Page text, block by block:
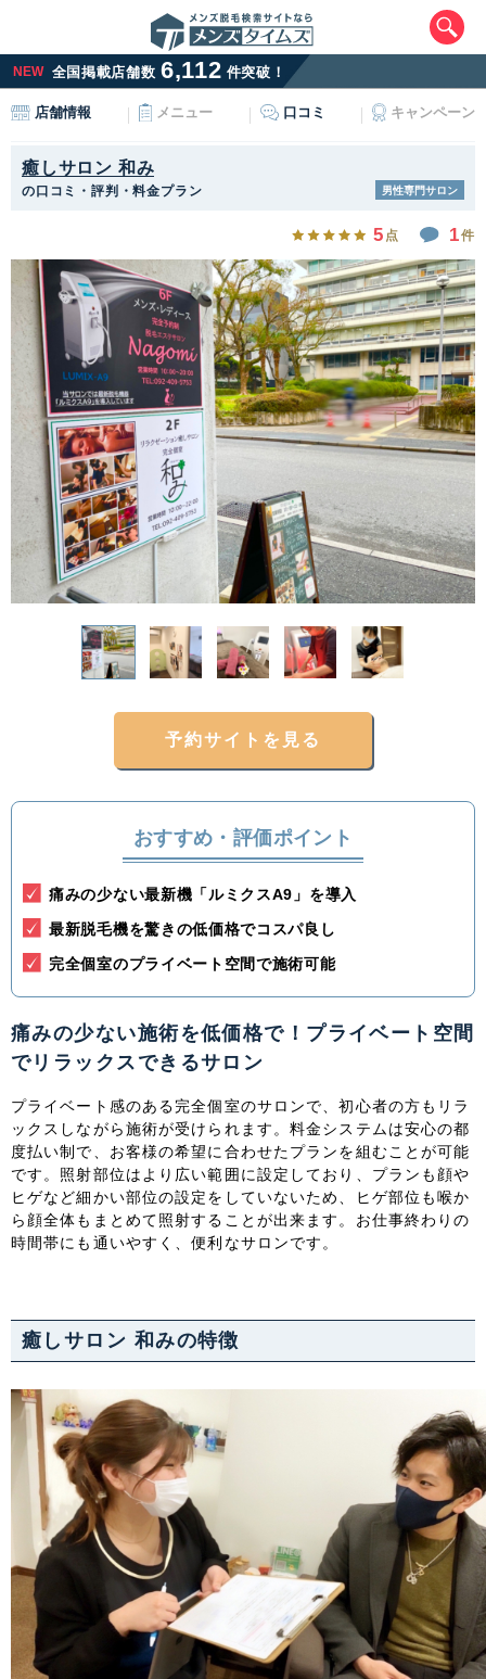
NEW 全国掲載店舗数 6,112 件突破！
店舗情報 メニュー 口コミ キャンペーン
癒しサロン 和み
の口コミ・評判・料金プラン 男性専門サロン
5 点 1件
予約サイトを見る
おすすめ・評価ポイント
痛みの少ない最新機「ルミクスA9」を導入
最新脱毛機を驚きの低価格でコスパ良し
完全個室のプライベート空間で施術可能
痛みの少ない施術を低価格で！プライベート空間
でリラックスできるサロン
プライベート感のある完全個室のサロンで、初心者の方もリラ
ックスしながら施術が受けられます。料金システムは安心の都
度払い制で、お客様の希望に合わせたプランを組むことが可能
です。照射部位はより広い範囲に設定しており、プランも顔や
ヒゲなど細かい部位の設定をしていないため、ヒゲ部位も喉か
ら顔全体もまとめて照射することが出来ます。お仕事終わりの
時間帯にも通いやすく、便利なサロンです。
癒しサロン 和みの特徴
エリアから最寄りサロンを探す
北海道・東北
北海道 青森県 岩手県 宮城県
秋田県 山形県 福島県
関東
茨城県 栃木県 群馬県 埼玉県
千葉県 東京都 神奈川県
滋賀県
奈良県 三重県 和歌山県
中国・四国
鳥取県 島根県
山口県 徳島県 香川県 愛媛県
高知県
九州・沖縄
大分県 宮崎県